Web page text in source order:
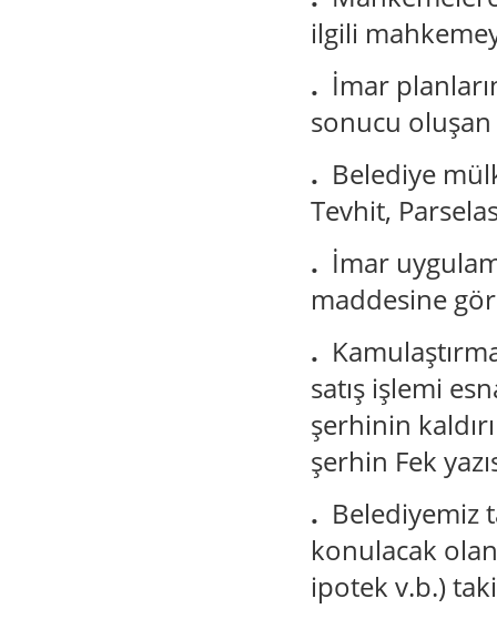
ilgili
. İmar
sonucu
. Belediye
Tevhit,
. İmar
maddesine
.
satış işlemi
şerhinin
şerhin Fek
. Belediyemiz
konulacak
ipotek v.b.)